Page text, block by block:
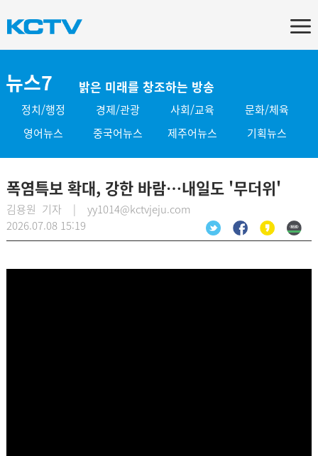
뉴스7 밝은 미래를 창조하는 방송
정치/행정 경제/관광 사회/교육
문화/체육
영어뉴스
중국어뉴스 제주어뉴스 기획뉴스
폭염특보 확대, 강한 바람…내일도 '무더위'
김용원 기자 | yy1014@kctvjeju.com
2026.07.08 15:19